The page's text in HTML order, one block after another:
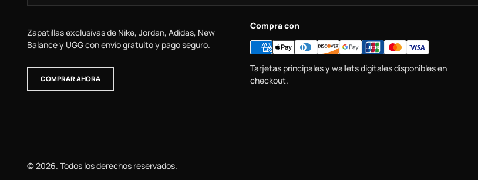
Zapatillas exclusivas de Nike, Jordan, Adidas, New
Balance y UGG con envío gratuito y pago seguro.
COMPRAR AHORA
Compra con
Tarjetas principales y wallets digitales disponibles en
checkout.
© 2026. Todos los derechos reservados.